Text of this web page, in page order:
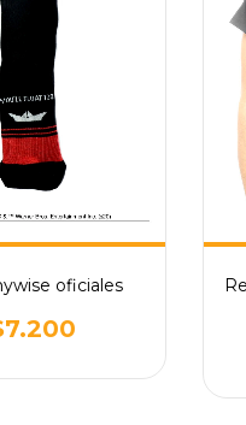
oficiales